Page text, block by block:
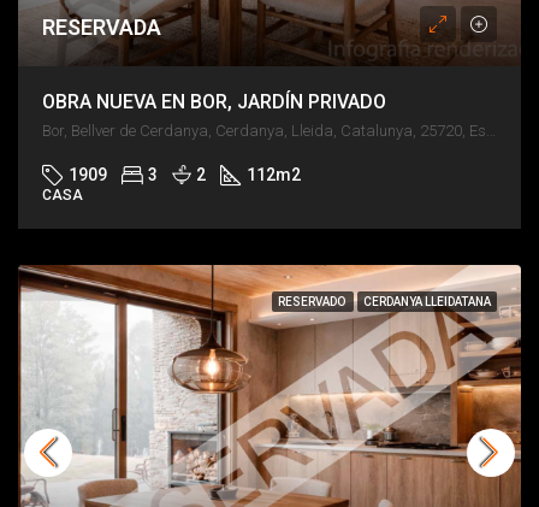
RESERVADA
OBRA NUEVA EN BOR, JARDÍN PRIVADO
1909 3 2 112m2
CASA
RESERVADO CERDANYA LLEIDATANA